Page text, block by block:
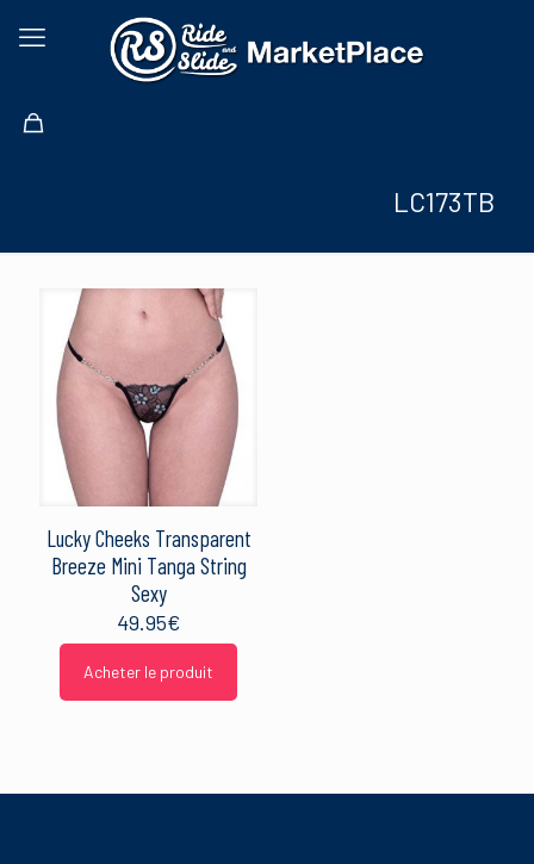
LC173TB
Lucky Cheeks Transparent
Breeze Mini Tanga String
Sexy
49.95€
Acheter le produit